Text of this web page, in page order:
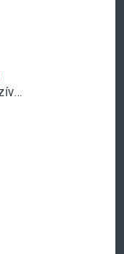
Szublimálható 600 ml-es, fém pohár szívószállal- kék csillámos